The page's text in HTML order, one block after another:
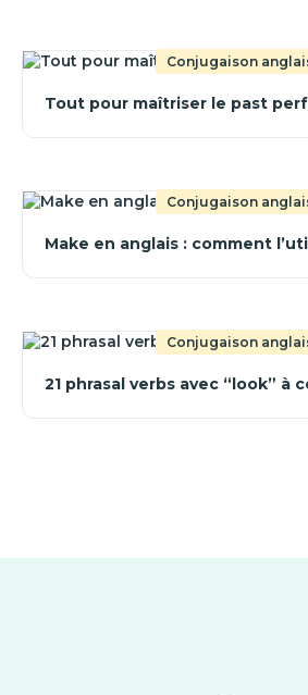
Conjugaison
Tout pour maîtriser le past
Conjugaison
Make en anglais : comment
Conjugaison
21 phrasal verbs avec “look” à